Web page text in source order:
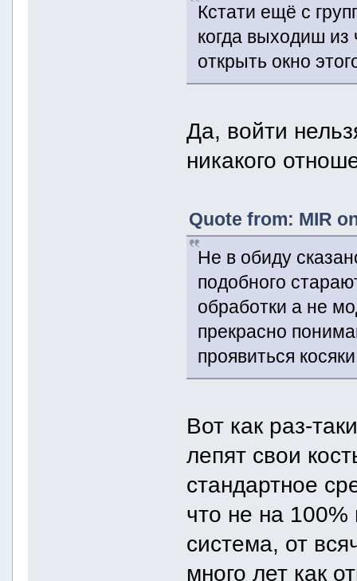
Кстати ещё с
когда выходиш из
открыть окно
Да, войти
никакого
Quote from: MIR
Не в обиду
подобного
обработки а не
прекрасно
проявиться
Вот как раз-
лепят свои
стандартное
что не на
система, от
много лет как